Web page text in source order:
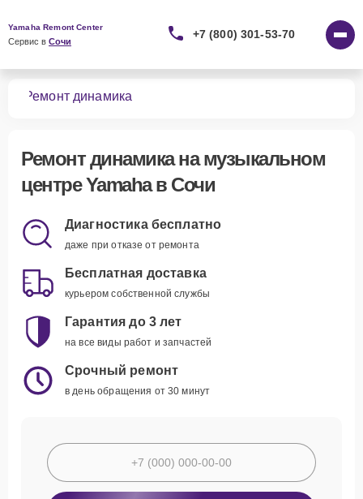
Yamaha Remont Center
Сервис в Сочи
+7 (800) 301-53-70
Ремонт динамика
Ремонт динамикана музыкальном
центре Yamaha в Сочи
Диагностика бесплатно
даже при отказе от ремонта
Бесплатная доставка
курьером собственной службы
Гарантия до 3 лет
на все виды работ и запчастей
Срочный ремонт
в день обращения от 30 минут